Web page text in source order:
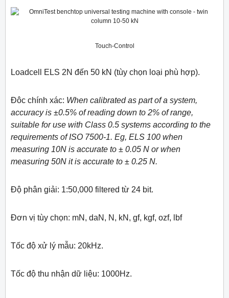
Touch-Control
Loadcell ELS 2N đến 50 kN (tùy chọn loại phù hợp).
Đôc chính xác: When calibrated as part of a system,
accuracy is ±0.5% of reading down to 2% of range,
suitable for use with Class 0.5 systems according to the
requirements of ISO 7500-1. Eg, ELS 100 when
measuring 10N is accurate to ± 0.05 N or when
measuring 50N it is accurate to ± 0.25 N.
Độ phân giải: 1:50,000 filtered từ 24 bit.
Đơn vị tùy chọn: mN, daN, N, kN, gf, kgf, ozf, lbf
Tốc độ xử lý mẫu: 20kHz.
Tốc độ thu nhận dữ liệu: 1000Hz.